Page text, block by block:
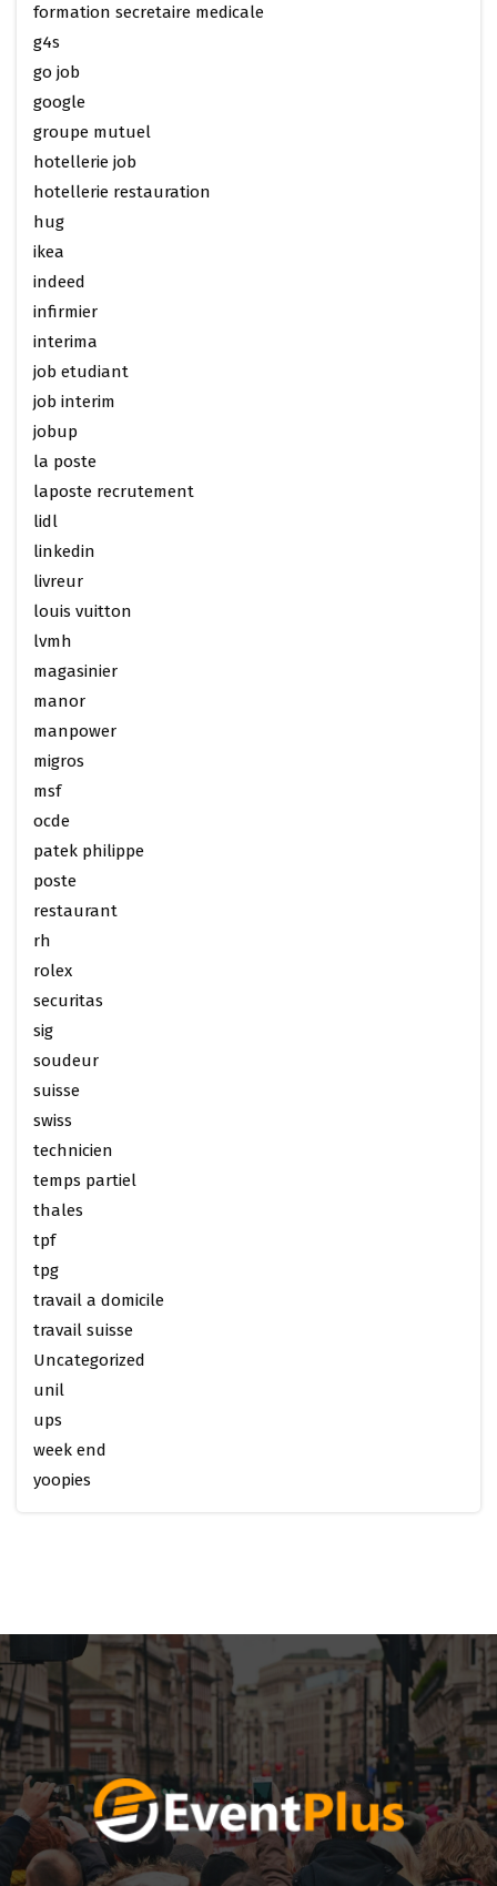
formation secretaire medicale
g4s
go job
google
groupe mutuel
hotellerie job
hotellerie restauration
hug
ikea
indeed
infirmier
interima
job etudiant
job interim
jobup
la poste
laposte recrutement
lidl
linkedin
livreur
louis vuitton
lvmh
magasinier
manor
manpower
migros
msf
ocde
patek philippe
poste
restaurant
rh
rolex
securitas
sig
soudeur
suisse
swiss
technicien
temps partiel
thales
tpf
tpg
travail a domicile
travail suisse
Uncategorized
unil
ups
week end
yoopies